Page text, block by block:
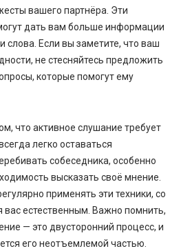
вашего партнёра. Эти
дать вам больше информации
слова. Если вы заметите, что ваш
не стесняйтесь предложить
которые помогут ему
что активное слушание требует
легко оставаться
собеседника, особенно
высказать своё мнение.
применять эти техники, со
вас естественным. Важно помнить,
— это двусторонний процесс, и
его неотъемлемой частью.